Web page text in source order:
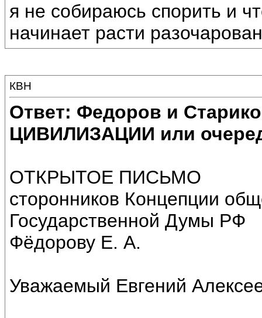
я не собираюсь спорить и
начинает расти
КВН
Ответ: Федоров и
ЦИВИЛИЗАЦИИ или
ОТКРЫТОЕ ПИСЬМО
сторонников Концепции
Государственной Думы РФ
Фёдорову Е. А.
Уважаемый Евгений